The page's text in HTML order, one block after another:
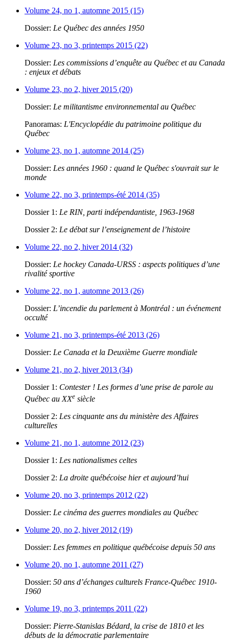
Volume 24, no 1, automne 2015 (15)
Dossier: Le Québec des années 1950
Volume 23, no 3, printemps 2015 (22)
Dossier: Les commissions d’enquête au Québec et au Canada
: enjeux et débats
Volume 23, no 2, hiver 2015 (20)
Dossier: Le militantisme environnemental au Québec
Panoramas: L'Encyclopédie du patrimoine politique du
Québec
Volume 23, no 1, automne 2014 (25)
Dossier: Les années 1960 : quand le Québec s'ouvrait sur le
monde
Volume 22, no 3, printemps-été 2014 (35)
Dossier 1: Le RIN, parti indépendantiste, 1963-1968
Dossier 2: Le débat sur l’enseignement de l’histoire
Volume 22, no 2, hiver 2014 (32)
Dossier: Le hockey Canada-URSS : aspects politiques d’une
rivalité sportive
Volume 22, no 1, automne 2013 (26)
Dossier: L’incendie du parlement à Montréal : un événement
occulté
Volume 21, no 3, printemps-été 2013 (26)
Dossier: Le Canada et la Deuxième Guerre mondiale
Volume 21, no 2, hiver 2013 (34)
Dossier 1: Contester ! Les formes d’une prise de parole au
Québec au XXe siècle
Dossier 2: Les cinquante ans du ministère des Affaires
culturelles
Volume 21, no 1, automne 2012 (23)
Dossier 1: Les nationalismes celtes
Dossier 2: La droite québécoise hier et aujourd’hui
Volume 20, no 3, printemps 2012 (22)
Dossier: Le cinéma des guerres mondiales au Québec
Volume 20, no 2, hiver 2012 (19)
Dossier: Les femmes en politique québécoise depuis 50 ans
Volume 20, no 1, automne 2011 (27)
Dossier: 50 ans d’échanges culturels France-Québec 1910-
1960
Volume 19, no 3, printemps 2011 (22)
Dossier: Pierre-Stanislas Bédard, la crise de 1810 et les
débuts de la démocratie parlementaire